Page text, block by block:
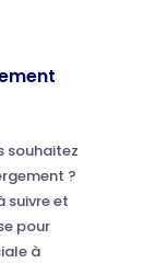
souhaitez
?
suivre et
pour
à